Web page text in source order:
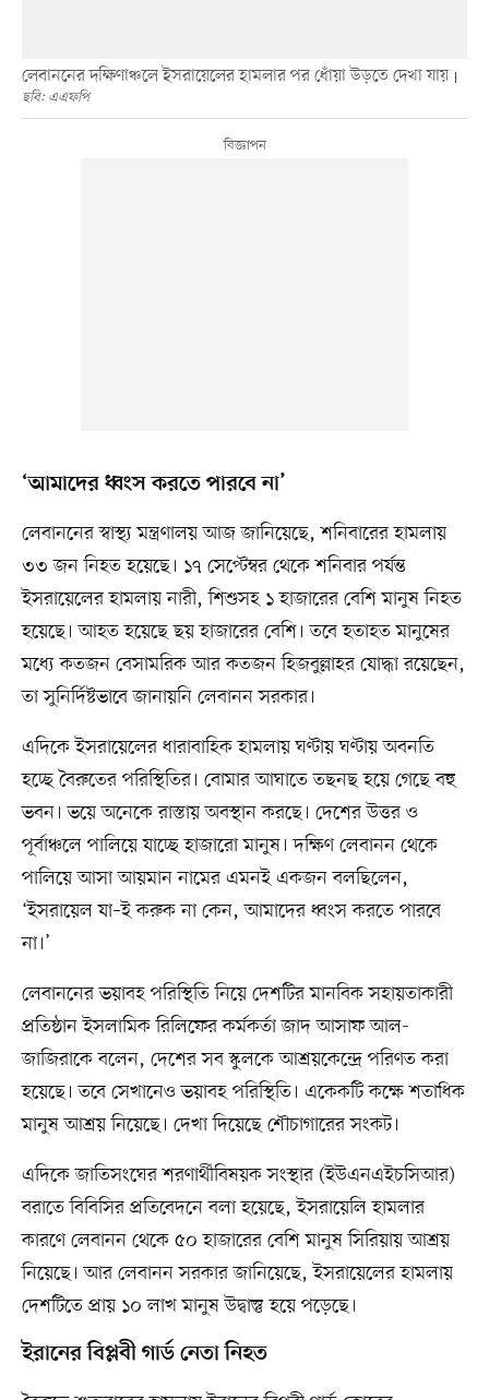
লেবাননের দক্ষিণাঞ্চলে ইসরায়েলের হামলার পর ধোঁয়া উড়তে দেখা যায়
ছবি: এএফপি
‘আমাদের ধ্বংস করতে পারবে না’
লেবাননের স্বাস্থ্য মন্ত্রণালয় আজ জানিয়েছে, শনিবারের হামলায়
৩৩ জন নিহত হয়েছে। ১৭ সেপ্টেম্বর থেকে শনিবার পর্যন্ত
ইসরায়েলের হামলায় নারী, শিশুসহ ১ হাজারের বেশি মানুষ নিহত
হয়েছে। আহত হয়েছে ছয় হাজারের বেশি। তবে হতাহত মানুষের
মধ্যে কতজন বেসামরিক আর কতজন হিজবুল্লাহর যোদ্ধা রয়েছেন,
তা সুনির্দিষ্টভাবে জানায়নি লেবানন সরকার।
এদিকে ইসরায়েলের ধারাবাহিক হামলায় ঘণ্টায় ঘণ্টায় অবনতি
হচ্ছে বৈরুতের পরিস্থিতির। বোমার আঘাতে তছনছ হয়ে গেছে বহু
ভবন। ভয়ে অনেকে রাস্তায় অবস্থান করছে। দেশের উত্তর ও
পূর্বাঞ্চলে পালিয়ে যাচ্ছে হাজারো মানুষ। দক্ষিণ লেবানন থেকে
পালিয়ে আসা আয়মান নামের এমনই একজন বলছিলেন,
‘ইসরায়েল যা–ই করুক না কেন, আমাদের ধ্বংস করতে পারবে
না।’
লেবাননের ভয়াবহ পরিস্থিতি নিয়ে দেশটির মানবিক সহায়তাকারী
প্রতিষ্ঠান ইসলামিক রিলিফের কর্মকর্তা জাদ আসাফ আল-
জাজিরাকে বলেন, দেশের সব স্কুলকে আশ্রয়কেন্দ্রে পরিণত করা
হয়েছে। তবে সেখানেও ভয়াবহ পরিস্থিতি। একেকটি কক্ষে শতাধিক
মানুষ আশ্রয় নিয়েছে। দেখা দিয়েছে শৌচাগারের সংকট।
এদিকে জাতিসংঘের শরণার্থীবিষয়ক সংস্থার (ইউএনএইচসিআর)
বরাতে বিবিসির প্রতিবেদনে বলা হয়েছে, ইসরায়েলি হামলার
কারণে লেবানন থেকে ৫০ হাজারের বেশি মানুষ সিরিয়ায় আশ্রয়
নিয়েছে। আর লেবানন সরকার জানিয়েছে, ইসরায়েলের হামলায়
দেশটিতে প্রায় ১০ লাখ মানুষ উদ্বাস্তু হয়ে পড়েছে।
ইরানের বিপ্লবী গার্ড নেতা নিহত